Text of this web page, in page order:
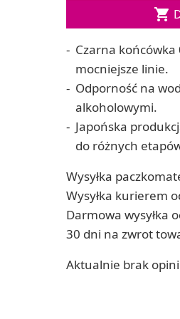
Dodatki: barwniki i zapachy
RZEŹBA, GLINY I ODLEWY
Lepienie i rzeźbienie
Odlewy dekoracyjne
Tworzenie z gliny polimerowej
Modelowanie dla dzieci

Czarna
mocniejsze linie.
Odporność na
alkoholowymi.
Japońska
do różnych
Wysyłka
Wysyłka kurierem
Darmowa wysyłka
30 dni na zwrot
Aktualnie brak